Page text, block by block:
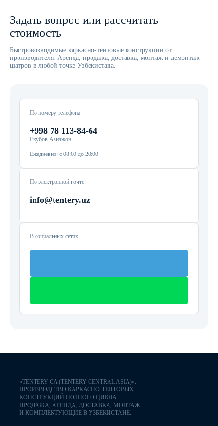
Задать вопрос или рассчитать
стоимость
Быстровозводимые каркасно-тентовые конструкции от
производителя. Аренда, продажа, доставка, монтаж и демонтаж
шатров в любой точке Узбекистана.
По номеру телефона
+998 78 113-84-64
Екубов Азизжон
Ежедневно: с 08:00 до 20:00
По электронной почте
info@tentery.uz
В социальных сетях
«TENTERY CA (TENTERY CENTRAL ASIA)».
ПРОИЗВОДСТВО КАРКАСНО-ТЕНТОВЫХ
КОНСТРУКЦИЙ ПОЛНОГО ЦИКЛА.
ПРОДАЖА, АРЕНДА, ДОСТАВКА, МОНТАЖ
И КОМПЛЕКТУЮЩИЕ В УЗБЕКИСТАНЕ.